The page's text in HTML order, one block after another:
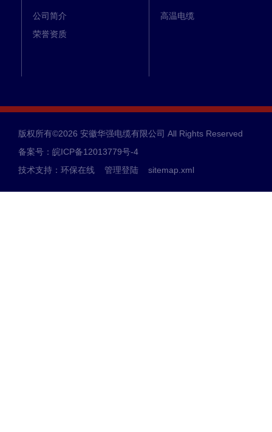
公司简介
荣誉资质
高温电缆
版权所有©2026 安徽华强电缆有限公司 All Rights Reserved
备案号：皖ICP备12013779号-4
技术支持： 环保在线 管理登陆 sitemap.xml